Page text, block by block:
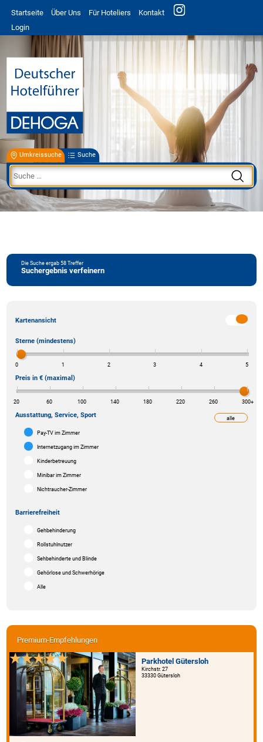
Startseite Über Uns Für Hoteliers
Kontakt
Login
Umkreissuche Suche
Premium-Empfehlungen
Parkhotel Gütersloh
Kirchstr. 27
33330 Gütersloh
Die Suche ergab58Treffer
Suchergebnis verfeinern
Kartenansicht
Sterne (mindestens)
0 1 2 3 4 5
Preis in € (maximal)
20 60 100 140 180 220 260 300+
alle
Ausstattung, Service, Sport
Pay-TV im Zimmer
Internetzugang im Zimmer
Kinderbetreuung
Minibar im Zimmer
Nichtraucher-Zimmer
Barrierefreiheit
Gehbehinderung
Rollstuhlnutzer
Sehbehinderte und Blinde
Gehörlose und Schwerhörige
Alle